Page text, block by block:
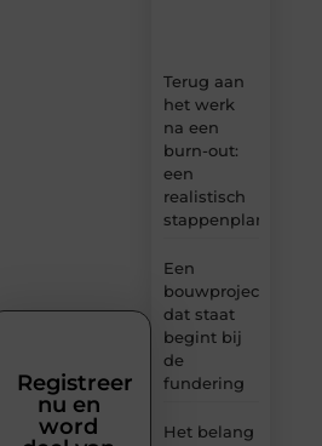
Terug aan
het werk
na een
burn-out:
een
realistisch
stappenplan
Een
bouwproject
dat staat
begint bij
de
fundering
Het belang
Registreer
nu en
word